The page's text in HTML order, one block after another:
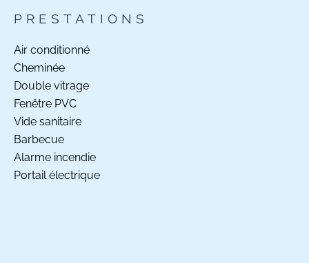
PRESTATIONS
Air conditionné
Cheminée
Double vitrage
Fenêtre PVC
Vide sanitaire
Barbecue
Alarme incendie
Portail électrique